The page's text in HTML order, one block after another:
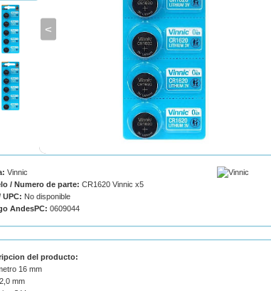
<
Vinnic
/ Numero de parte: CR1620 Vinnic x5
UPC: No disponible
AndesPC: 0609044
del producto:
16 mm
mm